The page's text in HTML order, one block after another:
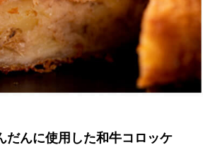
だんに使用した和牛コロッケ